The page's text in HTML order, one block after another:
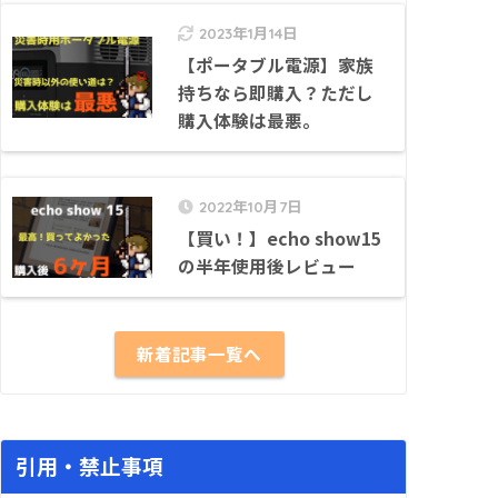
2023年1月14日
【ポータブル電源】家族
持ちなら即購入？ただし
購入体験は最悪。
2022年10月7日
【買い！】echo show15
の半年使用後レビュー
新着記事一覧へ
引用・禁止事項